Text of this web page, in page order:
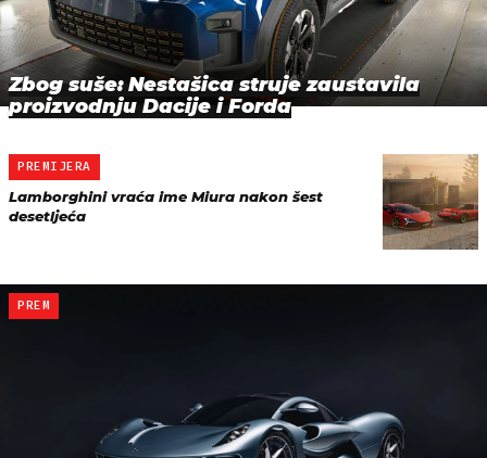
Zbog suše: Nestašica struje zaustavila
proizvodnju Dacije i Forda
PREMIJERA
Lamborghini vraća ime Miura nakon šest
desetljeća
PREM